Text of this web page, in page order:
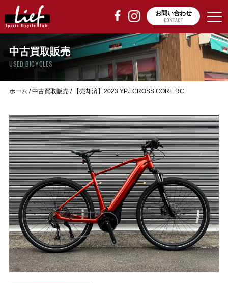
お問い合わせ
CONTACT
中古買取販売
USED BICYCLES
ホーム /中古買取販売/ 【売却済】2023 YPJ CROSS CORE RC